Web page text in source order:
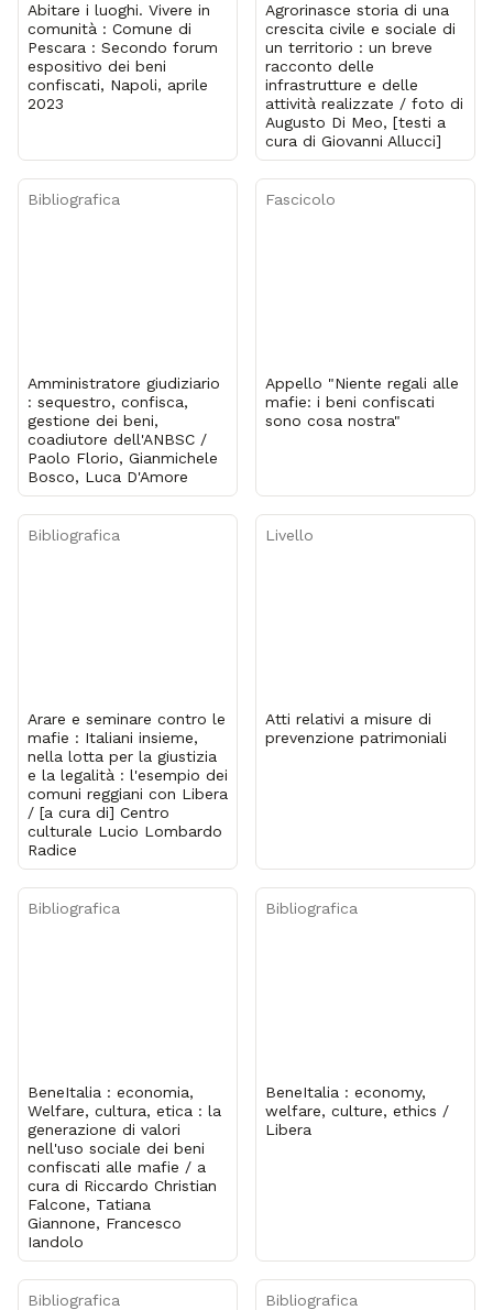
Abitare i luoghi. Vivere in
comunità : Comune di
Pescara : Secondo forum
espositivo dei beni
confiscati, Napoli, aprile
2023
Agrorinasce storia di una
crescita civile e sociale di
un territorio : un breve
racconto delle
infrastrutture e delle
attività realizzate / foto di
Augusto Di Meo, [testi a
cura di Giovanni Allucci]
Bibliografica
Amministratore giudiziario
: sequestro, confisca,
gestione dei beni,
coadiutore dell'ANBSC /
Paolo Florio, Gianmichele
Bosco, Luca D'Amore
Fascicolo
Appello "Niente regali alle
mafie: i beni confiscati
sono cosa nostra"
Bibliografica
Arare e seminare contro le
mafie : Italiani insieme,
nella lotta per la giustizia
e la legalità : l'esempio dei
comuni reggiani con Libera
/ [a cura di] Centro
culturale Lucio Lombardo
Radice
Livello
Atti relativi a misure di
prevenzione patrimoniali
Bibliografica
BeneItalia : economia,
Welfare, cultura, etica : la
generazione di valori
nell'uso sociale dei beni
confiscati alle mafie / a
cura di Riccardo Christian
Falcone, Tatiana
Giannone, Francesco
Iandolo
Bibliografica
BeneItalia : economy,
welfare, culture, ethics /
Libera
Bibliografica Bibliografica